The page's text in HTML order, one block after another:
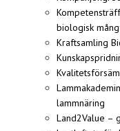
biologisk
Kraftsamling
lammnäring
Land2Value –